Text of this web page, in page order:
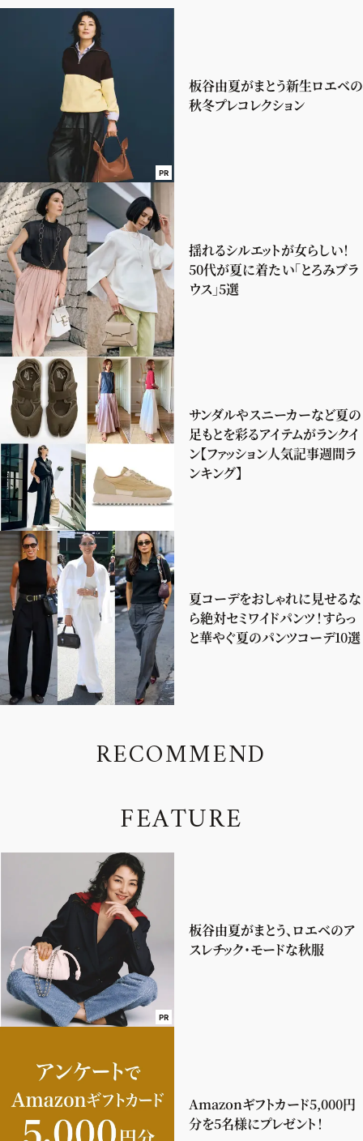
PR
板谷由夏がまとう新生ロエベの
秋冬プレコレクション
揺れるシルエットが女らしい！
50代が夏に着たい「とろみブラ
ウス」5選
サンダルやスニーカーなど夏の
足もとを彩るアイテムがランクイ
ン【ファッション人気記事週間ラ
ンキング】
夏コーデをおしゃれに見せるな
ら絶対セミワイドパンツ！すらっ
と華やぐ夏のパンツコーデ10選
RECOMMEND
FEATURE
PR
板谷由夏がまとう、ロエベのア
スレチック・モードな秋服
Amazonギフトカード5,000円
分を5名様にプレゼント！